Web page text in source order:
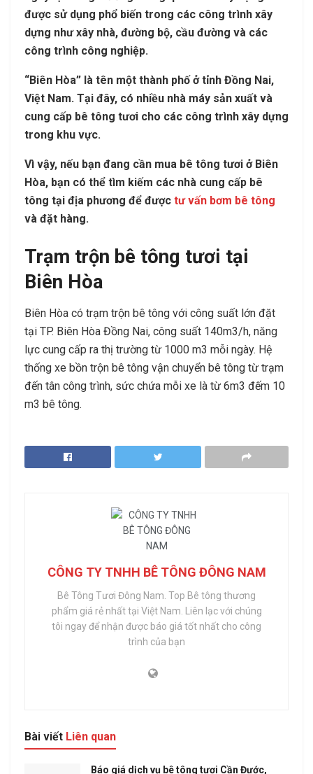
được sử dụng phổ biến trong các công trình xây
dựng như xây nhà, đường bộ, cầu đường và các
công trình công nghiệp.
“Biên Hòa” là tên một thành phố ở tỉnh Đồng Nai,
Việt Nam. Tại đây, có nhiều nhà máy sản xuất và
cung cấp bê tông tươi cho các công trình xây dựng
trong khu vực.
Vì vậy, nếu bạn đang cần mua bê tông tươi ở Biên
Hòa, bạn có thể tìm kiếm các nhà cung cấp bê
tông tại địa phương để được tư vấn bơm bê tông
và đặt hàng.
Trạm trộn bê tông tươi tại
Biên Hòa
Biên Hòa có trạm trộn bê tông với công suất lớn đặt
tại TP. Biên Hòa Đồng Nai, công suất 140m3/h, năng
lực cung cấp ra thị trường từ 1000 m3 mỗi ngày. Hệ
thống xe bồn trộn bê tông vận chuyển bê tông từ trạm
đến tân công trình, sức chứa mỗi xe là từ 6m3 đếm 10
m3 bê tông.
CÔNG TY TNHH BÊ TÔNG ĐÔNG NAM
Bê Tông Tươi Đông Nam. Top Bê tông thương
phẩm giá rẻ nhất tại Việt Nam. Liên lạc với chúng
tôi ngay để nhận được báo giá tốt nhất cho công
trình của bạn
Bài viết Liên quan
Báo giá dịch vụ bê tông tươi Cần Đước,